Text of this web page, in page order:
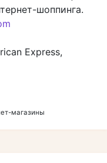
шоппинга.
Express,
магазины